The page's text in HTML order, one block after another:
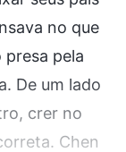
no que
presa pela
De um lado
crer no
Chen